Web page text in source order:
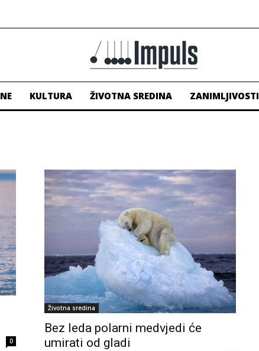
KULTURA ŽIVOTNA SREDINA ZANIMLJIVOSTI
0
Životna sredina
Bez leda polarni medvjedi će
umirati od gladi